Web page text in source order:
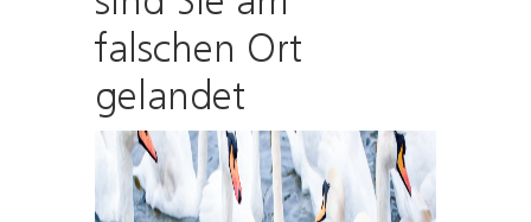
falschen Ort
gelandet